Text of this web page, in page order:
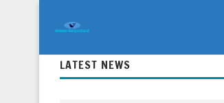
LATEST NEWS